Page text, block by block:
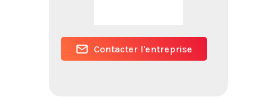
Contacter l'entreprise